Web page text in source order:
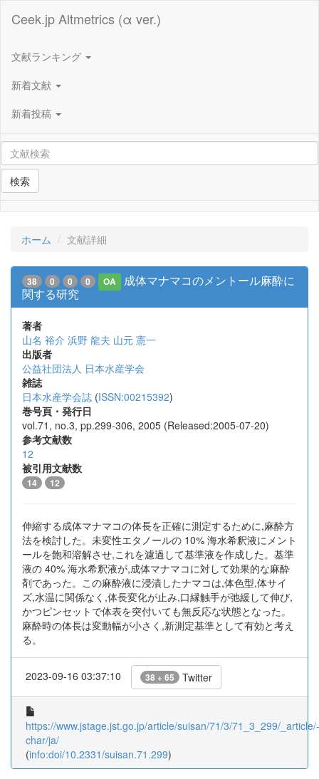
Ceek.jp Altmetrics (α ver.)
文献ランキング
新着文献
新着投稿
検索
ホーム 文献詳細
38 0 0 0 OA
成体マナマコのメントール麻酔に
関する研究
著者
山名 裕介 浜野 龍夫 山元 憲一
出版者
公益社団法人 日本水産学会
雑誌
日本水産学会誌 (ISSN:00215392)
巻号頁・発行日
vol.71, no.3, pp.299-306, 2005 (Released:2005-07-20)
参考文献数
12
被引用文献数
14 12
伸縮する成体マナマコの体長を正確に測定するために,麻酔方
法を検討した。未変性エタノールの 10% 海水希釈液にメント
ールを飽和溶解させ,これを濾過して基準液を作成した。基準
液の 40% 海水希釈液が,成体マナマコに対して効果的な麻酔
剤であった。この麻酔液に浸漬したナマコは,体色型,体サイ
ズ,水温に関係なく,体長変化が止み,口縁触手が弛緩して伸び,
かつピンセットで体表を突付いても無反応な状態となった。
麻酔時の体長は変動幅が小さく,新測定基準として有効と考え
る。
2023-09-16 03:37:10 38 + 65 Twitter
https://www.jstage.jst.go.jp/article/suisan/71/3/71_3_299/_article/-
char/ja/
(info:doi/10.2331/suisan.71.299)